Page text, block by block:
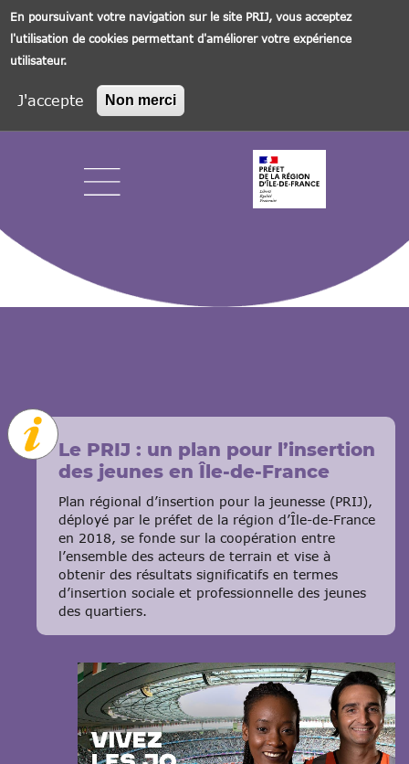
En poursuivant votre navigation sur le site PRIJ, vous acceptez
l'utilisation de cookies permettant d'améliorer votre expérience
utilisateur.
J'accepte Non merci
Le PRIJ : un plan pour l’insertion
des jeunes en Île-de-France
Plan régional d’insertion pour la jeunesse (PRIJ),
déployé par le préfet de la région d’Île-de-France
en 2018, se fonde sur la coopération entre
l’ensemble des acteurs de terrain et vise à
obtenir des résultats significatifs en termes
d’insertion sociale et professionnelle des jeunes
des quartiers.